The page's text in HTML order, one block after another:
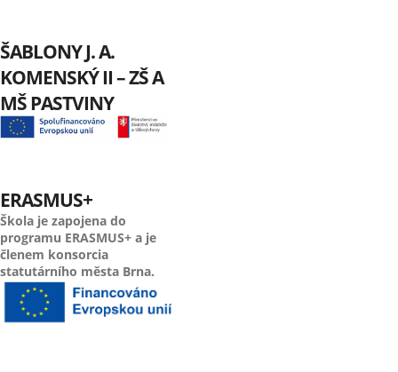
ŠABLONY J. A.
KOMENSKÝ II – ZŠ A
MŠ PASTVINY
ERASMUS+
Škola je zapojena do
programu ERASMUS+ a je
členem konsorcia
statutárního města Brna.